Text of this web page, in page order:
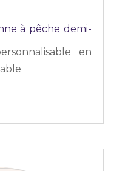
à pêche demi-
en